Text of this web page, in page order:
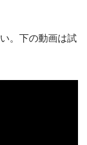
。下の動画は試